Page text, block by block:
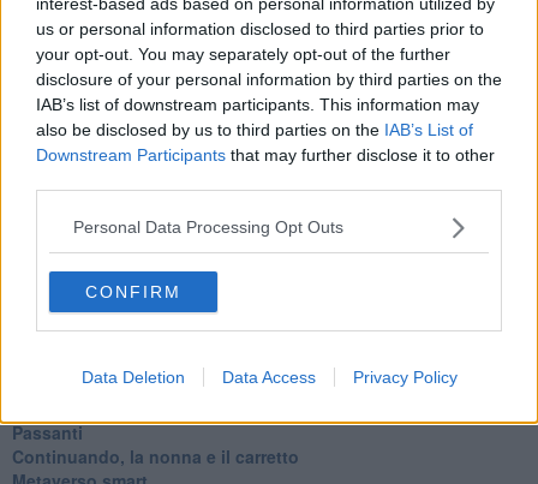
us or personal information disclosed to third parties prior to
your opt-out. You may separately opt-out of the further
disclosure of your personal information by third parties on the
IAB’s list of downstream participants. This information may
also be disclosed by us to third parties on the IAB’s List of
Downstream Participants that may further disclose it to other
Personal Data Processing Opt Outs
CONFIRM
Data Deletion Data Access Privacy Policy
Sto qui
Scrivi
Bestiario
Pillole
Veglia
​“D” come delitto
Belle lettere
25 Aprile
Todo el bien, todo el mal
Le parole
​L’Australiana
Le stelle del jazz
Passanti
Continuando, la nonna e il carretto